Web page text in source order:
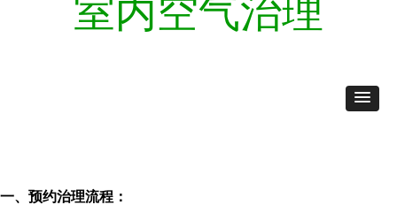
一、预约治理流程：
室内空气治理